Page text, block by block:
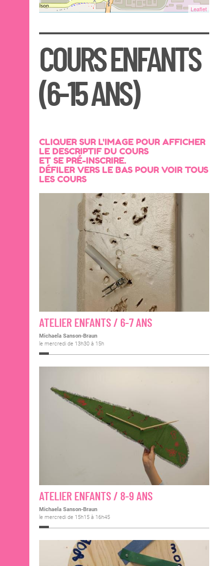
Leaflet
COURS ENFANTS
(6-15 ANS)
CLIQUER SUR L'IMAGE POUR AFFICHER
LE DESCRIPTIF DU COURS
ET SE PRÉ-INSCRIRE.
DÉFILER VERS LE BAS POUR VOIR TOUS
LES COURS
ATELIER ENFANTS / 6-7 ANS
Michaela Sanson-Braun
le mercredi de 13h30 à 15h
ATELIER ENFANTS / 8-9 ANS
Michaela Sanson-Braun
le mercredi de 15h15 à 16h45